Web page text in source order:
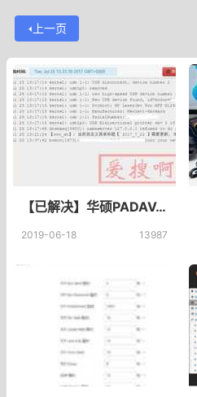
上一页
【已解决】华硕PADAVAN老毛子固件USB打印机已识别电脑添加USB打印机失败
2019-06-18 13987